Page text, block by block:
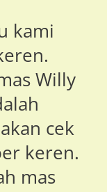
kami
Willy
cek
keren.
mas